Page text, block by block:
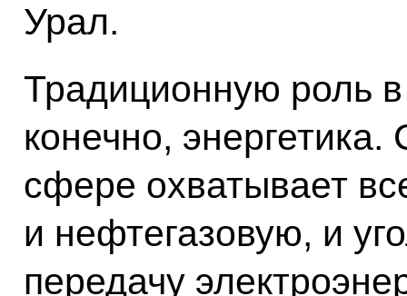
Урал.
Традиционную роль
конечно, энергетика.
сфере охватывает
и нефтегазовую, и
передачу